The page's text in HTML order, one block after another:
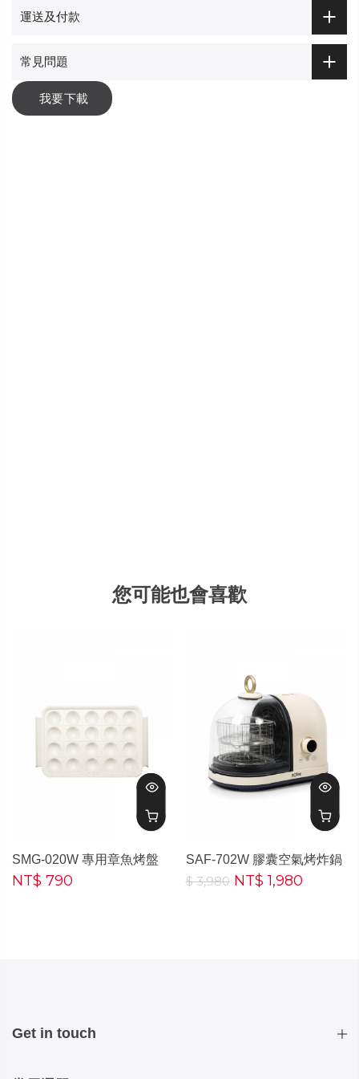
運送及付款
常見問題
我要下載
您可能也會喜歡
SMG-020W 專用章魚烤盤
NT$ 790
SAF-702W 膠囊空氣烤炸鍋
$ 3,980 NT$ 1,980
Get in touch